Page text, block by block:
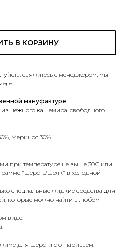
В КОРЗИНУ
свяжитесь с менеджером, мы
мануфактуре.
нежного кашемира, свободного
Меринос 30%
при температуре не выше 30С или
"шерсть/шелк" в холодной
специальные жидкие средства для
которые можно найти в любом
виде.
для шерсти с отпариваем.